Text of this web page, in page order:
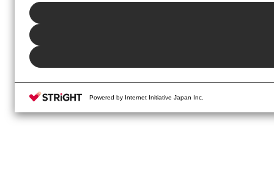
Powered by Internet Initiative Japan Inc.